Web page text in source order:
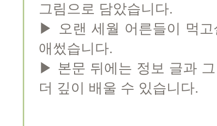
그림으로 담았습니다.
▶ 오랜 세월 어른들이 먹고
애썼습니다.
▶ 본문 뒤에는 정보 글과
더 깊이 배울 수 있습니다.